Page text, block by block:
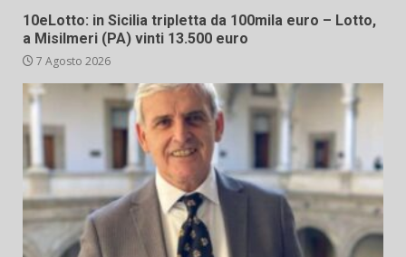
10eLotto: in Sicilia tripletta da 100mila euro – Lotto,
a Misilmeri (PA) vinti 13.500 euro
7 Agosto 2026